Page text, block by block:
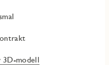
3D-modell